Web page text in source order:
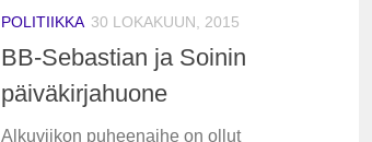
POLITIIKKA 30 LOKAKUUN, 2015
BB-Sebastian ja Soinin
päiväkirjahuone
Alkuviikon puheenaihe on ollut